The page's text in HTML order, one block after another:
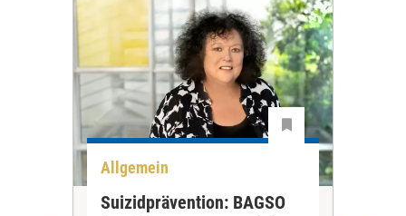
Allgemein
Suizidprävention: BAGSO